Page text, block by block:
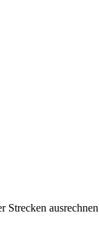
ausrechnen